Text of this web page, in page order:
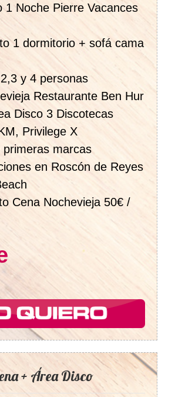
1 Noche Pierre Vacances
1 dormitorio + sofá cama
y 4 personas
Restaurante Ben Hur
Disco 3 Discotecas
Privilege X
primeras marcas
en Roscón de Reyes
Cena Nochevieja 50€ /
+ Área Disco